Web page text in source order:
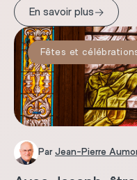
En savoir plus→
Fêtes et
Par Jean-Pierre